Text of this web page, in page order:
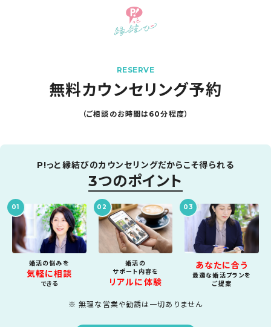
RESERVE
無料カウンセリング予約
（ご相談のお時間は60分程度）
P!っと縁結びのカウンセリングだからこそ得られる
3つのポイント
01
婚活の悩みを
気軽に相談
できる
02
婚活の
サポート内容を
リアルに体験
03
あなたに合う
最適な婚活プランを
ご提案
※ 無理な営業や勧誘は一切ありません